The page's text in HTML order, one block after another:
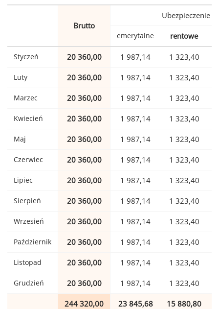
Brutto
Ubezpieczenie
emerytalne rentowe
Styczeń 20 360,00 1 987,14 1 323,40
Luty 20 360,00 1 987,14 1 323,40
Marzec 20 360,00 1 987,14 1 323,40
Kwiecień 20 360,00 1 987,14 1 323,40
Maj 20 360,00 1 987,14 1 323,40
Czerwiec 20 360,00 1 987,14 1 323,40
Lipiec 20 360,00 1 987,14 1 323,40
Sierpień 20 360,00 1 987,14 1 323,40
Wrzesień 20 360,00 1 987,14 1 323,40
Październik 20 360,00 1 987,14 1 323,40
Listopad 20 360,00 1 987,14 1 323,40
Grudzień 20 360,00 1 987,14 1 323,40
244 320,00 23 845,68 15 880,80